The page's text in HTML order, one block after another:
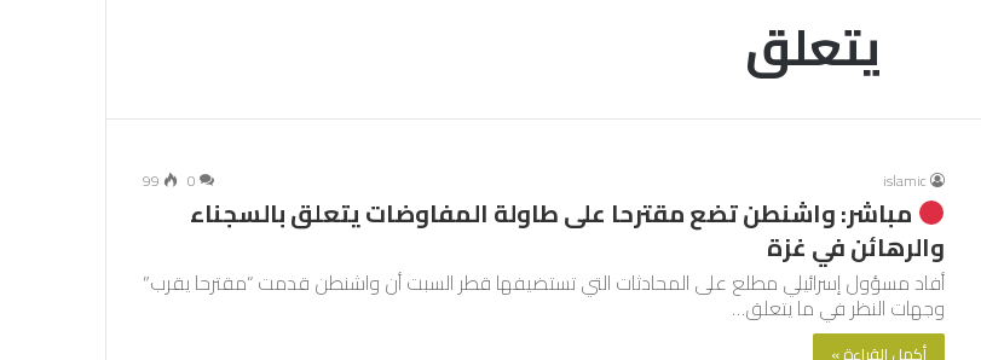
يتعلق
islamic
0
99
مباشر: واشنطن تضع مقترحا على طاولة المفاوضات يتعلق بالسجناء
والرهائن في غزة
أفاد مسؤول إسرائيلي مطلع على المحادثات التي تستضيفها قطر السبت أن واشنطن قدمت “مقترحا يقرب”
وجهات النظر في ما يتعلق…
أكمل القراءة »